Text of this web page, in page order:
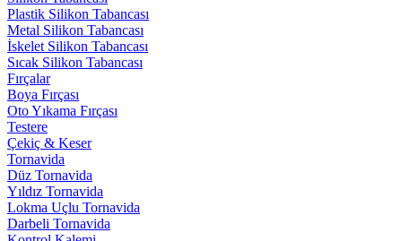
Plastik Silikon Tabancası
Metal Silikon Tabancası
İskelet Silikon Tabancası
Sıcak Silikon Tabancası
Fırçalar
Boya Fırçası
Oto Yıkama Fırçası
Testere
Çekiç & Keser
Tornavida
Düz Tornavida
Yıldız Tornavida
Lokma Uçlu Tornavida
Darbeli Tornavida